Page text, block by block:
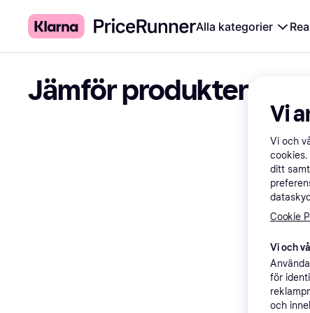
Alla kategorier Rea
Jämför produkter
Vi
Vi och
cookies.
ditt
Cookie
Vi och
för
och